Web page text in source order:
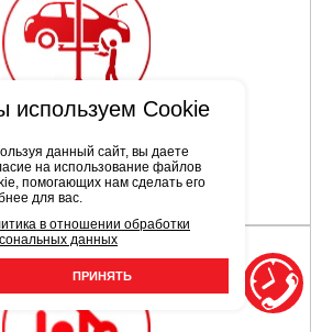
ОБОРУДОВАНИЕ
используем Cookie
данный сайт, вы даете
на использование файлов
помогающих нам сделать его
для вас.
в отношении обработки
данных
ПРИНЯТЬ